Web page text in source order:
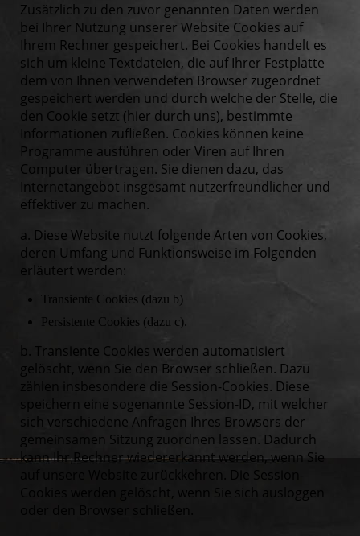
Zusätzlich zu den zuvor genannten Daten werden
bei Ihrer Nutzung unserer Website Cookies auf
Ihrem Rechner gespeichert. Bei Cookies handelt es
sich um kleine Textdateien, die auf Ihrer Festplatte
dem von Ihnen verwendeten Browser zugeordnet
gespeichert werden und durch welche der Stelle, die
den Cookie setzt (hier durch uns), bestimmte
Informationen zufließen. Cookies können keine
Programme ausführen oder Viren auf Ihren
Computer übertragen. Sie dienen dazu, das
Internetangebot insgesamt nutzerfreundlicher und
effektiver zu machen.
a. Diese Website nutzt folgende Arten von Cookies,
deren Umfang und Funktionsweise im Folgenden
erläutert werden:
Transiente Cookies (dazu b)
Persistente Cookies (dazu c).
b. Transiente Cookies werden automatisiert
gelöscht, wenn Sie den Browser schließen. Dazu
zählen insbesondere die Session-Cookies. Diese
speichern eine sogenannte Session-ID, mit welcher
sich verschiedene Anfragen Ihres Browsers der
gemeinsamen Sitzung zuordnen lassen. Dadurch
kann Ihr Rechner wiedererkannt werden, wenn Sie
auf unsere Website zurückkehren. Die Session-
Cookies werden gelöscht, wenn Sie sich ausloggen